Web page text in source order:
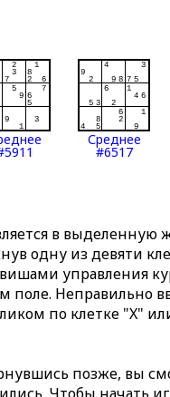
Среднее
#6517
в выделенную
одну из девяти
управления
поле. Неправильно
по клетке "X"
позже, вы